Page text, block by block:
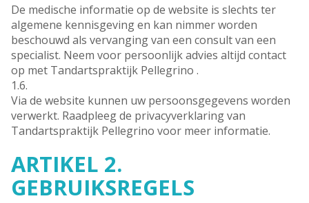
De medische informatie op de website is slechts ter
algemene kennisgeving en kan nimmer worden
beschouwd als vervanging van een consult van een
specialist. Neem voor persoonlijk advies altijd contact
op met Tandartspraktijk Pellegrino .
1.6.
Via de website kunnen uw persoonsgegevens worden
verwerkt. Raadpleeg de privacyverklaring van
Tandartspraktijk Pellegrino voor meer informatie.
ARTIKEL 2.
GEBRUIKSREGELS